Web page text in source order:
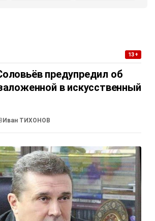
13+
предупредил об
в искусственный
Иван ТИХОНОВ